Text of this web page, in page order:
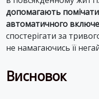
допомагають помічати
автоматичного
спостерігати за
не намагаючись її
Висновок